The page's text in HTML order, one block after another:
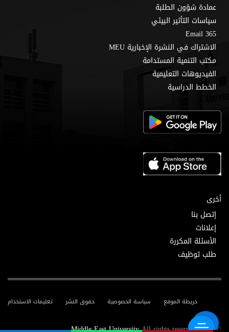
عمادة شؤون الطلبة
سياسات التأثير البيئي
Email 365
الاشتراك في النشرة الإخبارية MEU
مكتب التنمية المستدامة
الفيديوهات التعليمية
الخطط الدراسية
أخرى
إتصل بنا
إعلانات
الأسئلة المكررة
طلب توظيف
تعليمات الاستخدام حقوق النشر سياسة الخصوصية خريطة الموقع
© 2025
Middle East UniversityAll rights reserved.